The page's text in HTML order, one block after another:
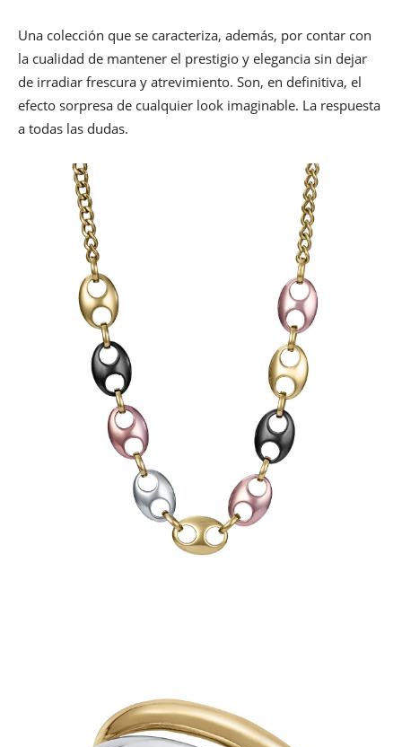
Una colección que se caracteriza, además, por contar con
la cualidad de mantener el prestigio y elegancia sin dejar
de irradiar frescura y atrevimiento. Son, en definitiva, el
efecto sorpresa de cualquier look imaginable. La respuesta
a todas las dudas.